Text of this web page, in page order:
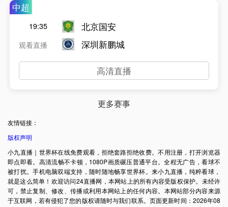
中超
19:35
观看直播
北京国安
深圳新鹏城
高清直播
更多赛事
友情链接：
版权声明
小九直播｜世界杯在线免费观看，拒绝套路拒绝收费。不用注册，打开浏览器
即点即看。高清流畅不卡顿，1080P画质碾压普通平台。全程无广告，看球不
被打扰。手机电脑双端支持，随时随地畅享世界杯。来小九直播，纯粹看球，
就是这么简单！欢迎访问24直播网，本网站上的所有内容受版权保护。未经许
可，禁止复制、修改、传播或利用本网站上的任何内容。本网站部分内容来源
于互联网，若有侵犯了您的版权请随时与我们联系。页面更新时间：2026年08